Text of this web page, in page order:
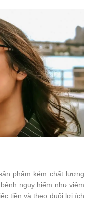
phẩm kém chất lượng
nguy hiểm như viêm
tiền và theo đuổi lợi ích